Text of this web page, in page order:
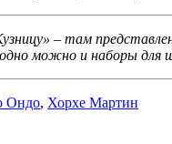
– там
можно и наборы для
Ондо, Хорхе Мартин